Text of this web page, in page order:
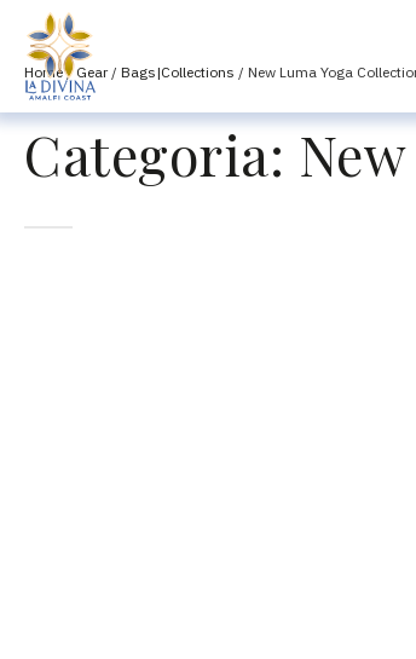
Home/Gear/ Bags|Collections / New Luma Yoga
Categoria: